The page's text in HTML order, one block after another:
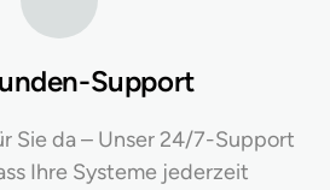
Support
Sie da – Unser 24/7-Support
Ihre Systeme jederzeit